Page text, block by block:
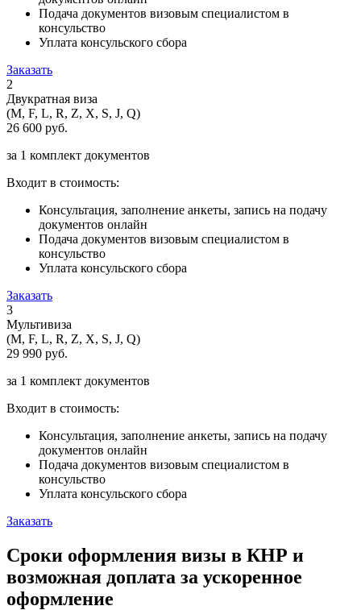
Подача документов визовым специалистом в
консульство
Уплата консульского сбора
Заказать
2
Двукратная виза
(M, F, L, R, Z, X, S, J, Q)
26 600 руб.
за 1 комплект документов
Входит в стоимость:
Консультация, заполнение анкеты, запись на подачу
документов онлайн
Подача документов визовым специалистом в
консульство
Уплата консульского сбора
Заказать
3
Мультивиза
(M, F, L, R, Z, X, S, J, Q)
29 990 руб.
за 1 комплект документов
Входит в стоимость:
Консультация, заполнение анкеты, запись на подачу
документов онлайн
Подача документов визовым специалистом в
консульство
Уплата консульского сбора
Заказать
Сроки оформления визы в КНР и
возможная доплата за ускоренное
оформление